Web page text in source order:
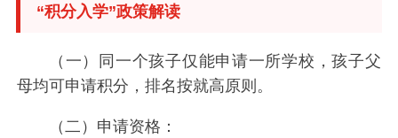
“积分入学”政策解读
（一）同一个孩子仅能申请一所学校，孩子父
母均可申请积分，排名按就高原则。
（二）申请资格：